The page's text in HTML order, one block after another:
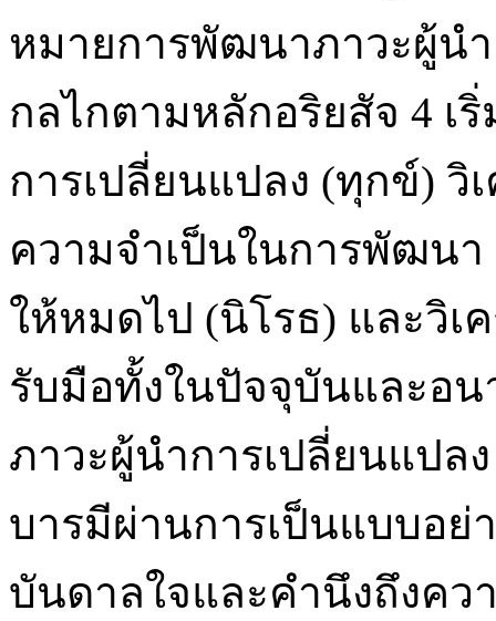
หมายการพัฒนาภาวะผู้นำ
กลไกตามหลักอริยสัจ 4 เ
การเปลี่ยนแปลง (ทุกข์) วิ
ความจำเป็นในการพัฒน
ให้หมดไป (นิโรธ) และวิ
รับมือทั้งในปัจจุบันและอน
ภาวะผู้นำการเปลี่ยนแปล
บารมีผ่านการเป็นแบบอย่
บันดาลใจและคำนึงถึงคว